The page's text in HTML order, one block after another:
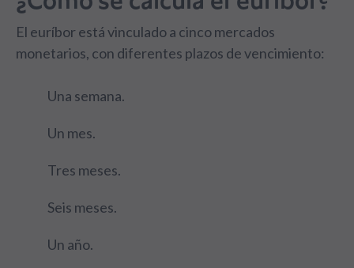
El euríbor está vinculado a cinco mercados
monetarios, con diferentes plazos de vencimiento:
Una semana.
Un mes.
Tres meses.
Seis meses.
Un año.